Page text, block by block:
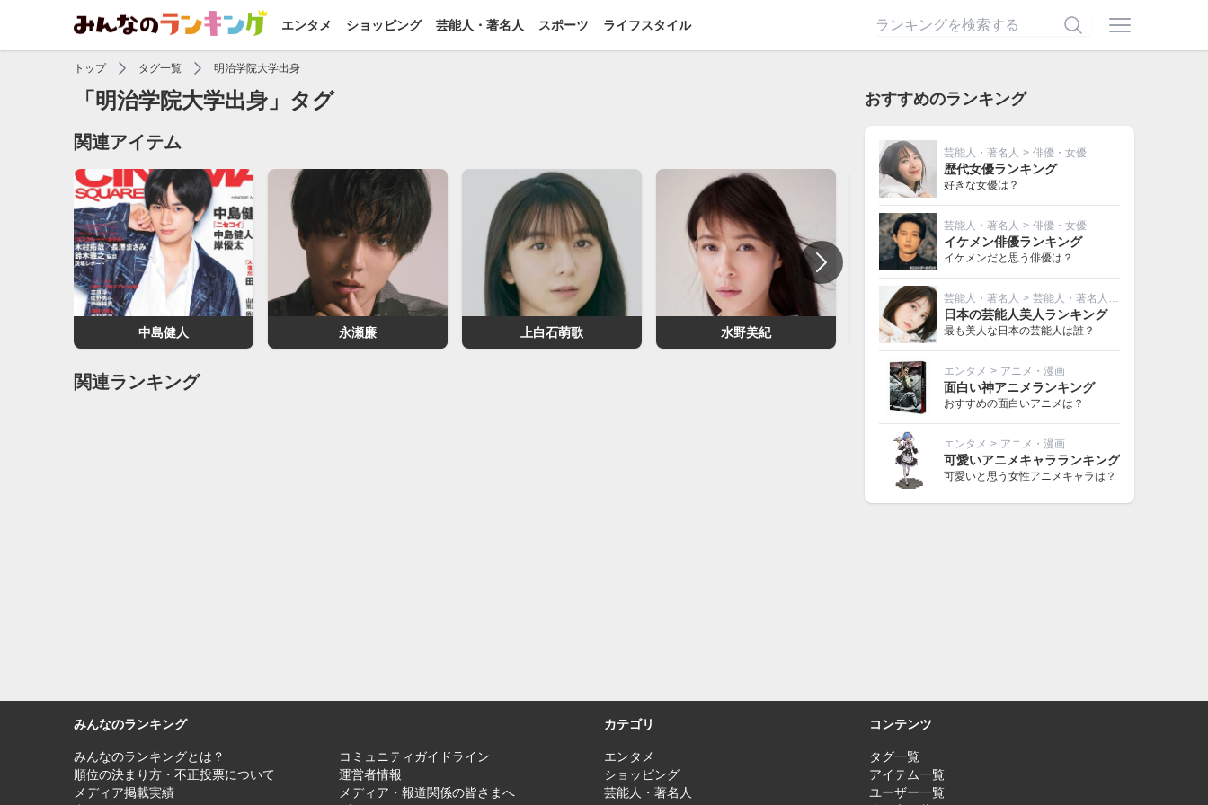
エンタメ ショッピング 芸能人・著名人 スポーツ ライフスタイル
トップ タグ一覧 明治学院大学出身
「明治学院大学出身」タグ
関連アイテム
中島健人 永瀬廉 上白石萌歌 水野美紀 安田成美
関連ランキング
おすすめのランキング
芸能人・著名人 > 俳優・女優
歴代女優ランキング
好きな女優は？
芸能人・著名人 > 俳優・女優
イケメン俳優ランキング
イケメンだと思う俳優は？
芸能人・著名人 > 芸能人・著名人その他
日本の芸能人美人ランキング
最も美人な日本の芸能人は誰？
エンタメ > アニメ・漫画
面白い神アニメランキング
おすすめの面白いアニメは？
エンタメ > アニメ・漫画
可愛いアニメキャラランキング
可愛いと思う女性アニメキャラは？
みんなのランキング
みんなのランキングとは？
コミュニティガイドライン
順位の決まり方・不正投票について
運営者情報
メディア掲載実績
メディア・報道関係の皆さまへ
カテゴリ
エンタメ
ショッピング
芸能人・著名人
コンテンツ
タグ一覧
アイテム一覧
ユーザー一覧